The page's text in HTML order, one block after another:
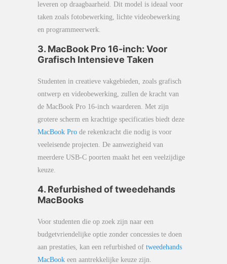
leveren op draagbaarheid. Dit model is ideaal voor
taken zoals fotobewerking, lichte videobewerking
en programmeerwerk.
3. MacBook Pro 16-inch: Voor
Grafisch Intensieve Taken
Studenten in creatieve vakgebieden, zoals grafisch
ontwerp en videobewerking, zullen de kracht van
de MacBook Pro 16-inch waarderen. Met zijn
grotere scherm en krachtige specificaties biedt deze
MacBook Pro de rekenkracht die nodig is voor
veeleisende projecten. De aanwezigheid van
meerdere USB-C poorten maakt het een veelzijdige
keuze.
4. Refurbished of tweedehands
MacBooks
Voor studenten die op zoek zijn naar een
budgetvriendelijke optie zonder concessies te doen
aan prestaties, kan een refurbished of tweedehands
MacBook een aantrekkelijke keuze zijn.